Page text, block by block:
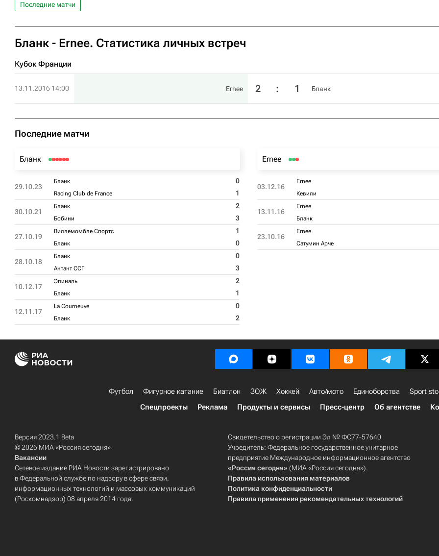
Последние матчи
Бланк - Ernee. Статистика личных встреч
Кубок Франции
13.11.2016 14:00 Ernee 2 : 1 Бланк
Последние матчи
Бланк
29.10.23
Бланк 0
Racing Club de France 1
30.10.21
Бланк 2
Бобини 3
27.10.19
Виллемомбле Спортс 1
Бланк 0
28.10.18
Бланк 0
Антант ССГ 3
10.12.17
Эпиналь 2
Бланк 1
12.11.17
La Courneuve 0
Бланк 2
Ernee
03.12.16
Ernee
Кевили
13.11.16
Ernee
Бланк
23.10.16
Ernee
Сатумин Арче
Футбол Фигурное катание Биатлон ЗОЖ Хоккей Авто/мото Единоборства Sport
Спецпроекты
Реклама Продукты и сервисы Пресс-центр Об агентстве
Версия 2023.1 Beta
© 2026 МИА «Россия сегодня»
Вакансии
Сетевое издание РИА Новости зарегистрировано
в Федеральной службе по надзору в сфере связи,
информационных технологий и массовых коммуникаций
(Роскомнадзор) 08 апреля 2014 года.
Свидетельство о регистрации Эл № ФС77-57640
Учредитель: Федеральное государственное унитарное
предприятие Международное информационное агентство
«Россия сегодня» (МИА «Россия сегодня»).
Правила использования материалов
Политика конфиденциальности
Правила применения рекомендательных технологий